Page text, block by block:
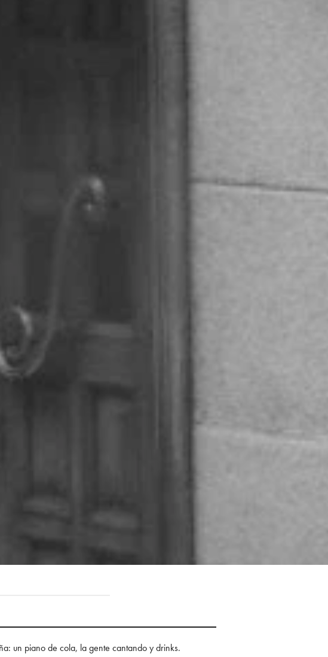
un piano de cola, la gente cantando y drinks.